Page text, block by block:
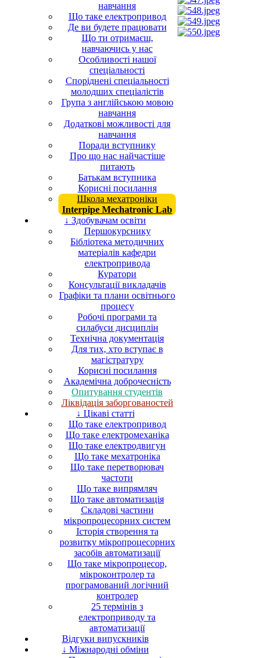
навчання
Що таке електропривод
Де ви будете працювати
Що ти отримаєш,
навчаючись у нас
Особливості нашої
спеціальності
Споріднені спеціальності
молодших спеціалістів
Група з англійською мовою
навчання
Додаткові можливості для
навчання
Поради вступнику
Про що нас найчастіше
питають
Батькам вступника
Корисні посилання
Школа мехатроніки
Interpipe Mechatronic Lab
↓ Здобувачам освіти
Першокурснику
Бібліотека методичних
матеріалів кафедри
електропривода
Куратори
Консультації викладачів
Графіки та плани освітнього
процесу
Робочі програми та
силабуси дисциплін
Технічна документація
Для тих, хто вступає в
магістратуру
Корисні посилання
Академічна доброчесність
Опитування студентів
Ліквідація заборгованостей
↓ Цікаві статті
Що таке електропривод
Що таке електромеханіка
Що таке електродвигун
Що таке мехатроніка
Що таке перетворювач
частоти
Що таке випрямляч
Що таке автоматизація
Складові частини
мікропроцесорних систем
Історія створення та
розвитку мікропроцесорних
засобів автоматизації
Що таке мікропроцесор,
мікроконтролер та
програмований логічний
контролер
25 термінів з
електроприводу та
автоматизації
Відгуки випускників
↓ Міжнародні обміни